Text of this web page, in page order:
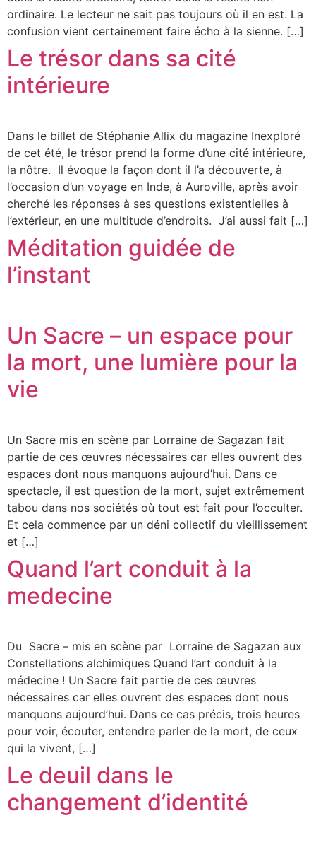
ordinaire. Le lecteur ne sait pas toujours où il en est. La
confusion vient certainement faire écho à la sienne. […]
Le trésor dans sa cité
intérieure
Dans le billet de Stéphanie Allix du magazine Inexploré
de cet été, le trésor prend la forme d’une cité intérieure,
la nôtre. Il évoque la façon dont il l’a découverte, à
l’occasion d’un voyage en Inde, à Auroville, après avoir
cherché les réponses à ses questions existentielles à
l’extérieur, en une multitude d’endroits. J’ai aussi fait […]
Méditation guidée de
l’instant
Un Sacre – un espace pour
la mort, une lumière pour la
vie
Un Sacre mis en scène par Lorraine de Sagazan fait
partie de ces œuvres nécessaires car elles ouvrent des
espaces dont nous manquons aujourd’hui. Dans ce
spectacle, il est question de la mort, sujet extrêmement
tabou dans nos sociétés où tout est fait pour l’occulter.
Et cela commence par un déni collectif du vieillissement
et […]
Quand l’art conduit à la
medecine
Du Sacre – mis en scène par Lorraine de Sagazan aux
Constellations alchimiques Quand l’art conduit à la
médecine ! Un Sacre fait partie de ces œuvres
nécessaires car elles ouvrent des espaces dont nous
manquons aujourd’hui. Dans ce cas précis, trois heures
pour voir, écouter, entendre parler de la mort, de ceux
qui la vivent, […]
Le deuil dans le
changement d’identité